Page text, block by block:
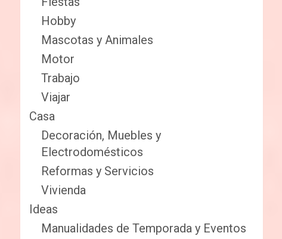
Hobby
Mascotas y Animales
Motor
Trabajo
Viajar
Casa
Decoración, Muebles y
Electrodomésticos
Reformas y Servicios
Vivienda
Ideas
Manualidades de Temporada y Eventos